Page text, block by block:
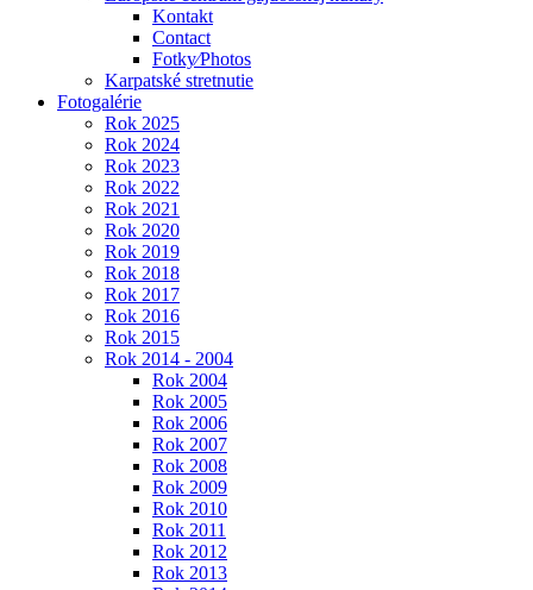
Kontakt
Contact
Fotky⁄Photos
Karpatské stretnutie
Fotogalérie
Rok 2025
Rok 2024
Rok 2023
Rok 2022
Rok 2021
Rok 2020
Rok 2019
Rok 2018
Rok 2017
Rok 2016
Rok 2015
Rok 2014 - 2004
Rok 2004
Rok 2005
Rok 2006
Rok 2007
Rok 2008
Rok 2009
Rok 2010
Rok 2011
Rok 2012
Rok 2013